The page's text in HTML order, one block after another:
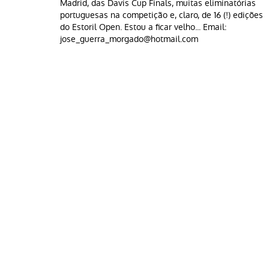
Madrid, das Davis Cup Finals, muitas eliminatórias
portuguesas na competição e, claro, de 16 (!) edições
do Estoril Open. Estou a ficar velho... Email:
jose_guerra_morgado@hotmail.com